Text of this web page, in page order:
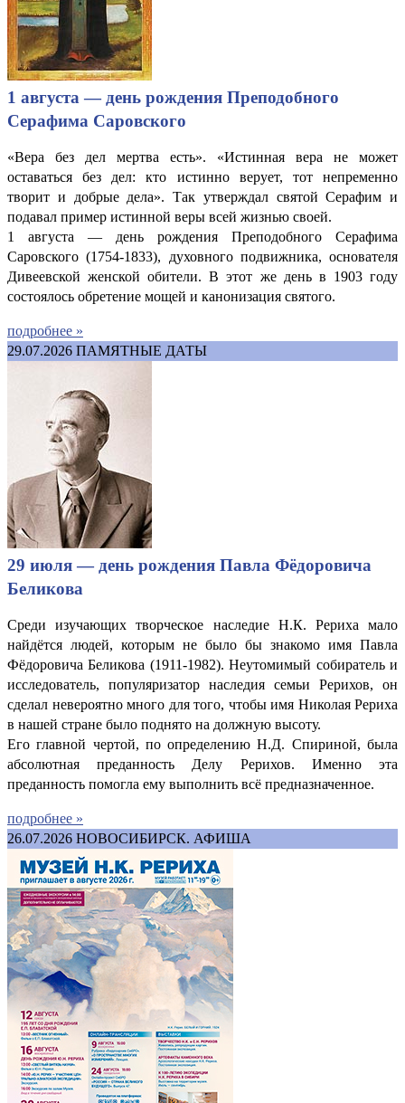
1 августа — день рождения Преподобного
Серафима Саровского
«Вера без дел мертва есть». «Истинная вера не может
оставаться без дел: кто истинно верует, тот непременно
творит и добрые дела». Так утверждал святой Серафим и
подавал пример истинной веры всей жизнью своей.
1 августа — день рождения Преподобного Серафима
Саровского (1754-1833), духовного подвижника, основателя
Дивеевской женской обители. В этот же день в 1903 году
состоялось обретение мощей и канонизация святого.
подробнее »
29.07.2026 ПАМЯТНЫЕ ДАТЫ
29 июля — день рождения Павла Фёдоровича
Беликова
Среди изучающих творческое наследие Н.К. Рериха мало
найдётся людей, которым не было бы знакомо имя Павла
Фёдоровича Беликова (1911-1982). Неутомимый собиратель и
исследователь, популяризатор наследия семьи Рерихов, он
сделал невероятно много для того, чтобы имя Николая Рериха
в нашей стране было поднято на должную высоту.
Его главной чертой, по определению Н.Д. Спириной, была
абсолютная преданность Делу Рерихов. Именно эта
преданность помогла ему выполнить всё предназначенное.
подробнее »
26.07.2026 НОВОСИБИРСК. АФИША